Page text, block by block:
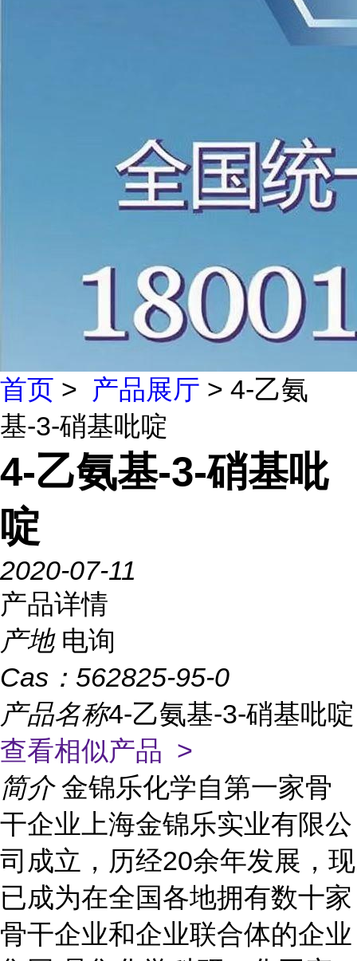
首页 > 产品展厅 > 4-乙氨
基-3-硝基吡啶
4-乙氨基-3-硝基吡
啶
2020-07-11
产品详情
产地 电询
Cas： 562825-95-0
产品名称4-乙氨基-3-硝基吡啶
查看相似产品 >
简介 金锦乐化学自第一家骨
干企业上海金锦乐实业有限公
司成立，历经20余年发展，现
已成为在全国各地拥有数十家
骨干企业和企业联合体的企业